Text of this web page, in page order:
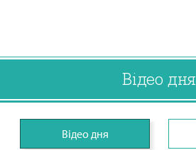
Відео дня
Відео дня